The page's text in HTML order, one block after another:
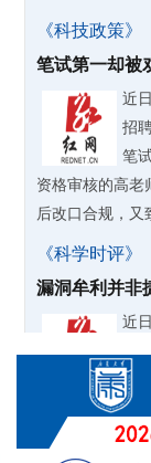
《科技政策》
笔试第一却被
近
招
笔
资格审核的高老
后改口合规，又
《科学时评》
漏洞牟利并非
近
台“
钱“
用还大肆转卖
同参与，最终因